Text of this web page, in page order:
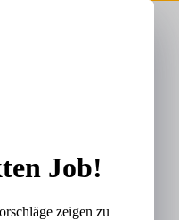
Job!
zeigen zu